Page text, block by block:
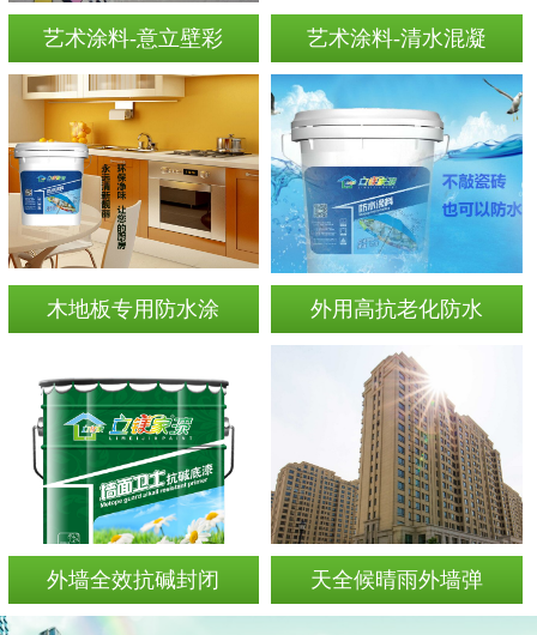
艺术涂料-意立壁彩 艺术涂料-清水混凝
木地板专用防水涂 外用高抗老化防水
外墙全效抗碱封闭 天全候晴雨外墙弹